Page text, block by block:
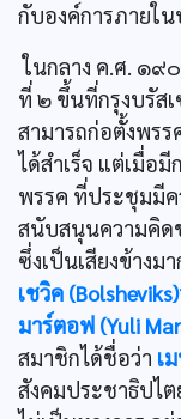
กับองค์การภายใน
ในกลาง ค.ศ. ๑๙
ที่ ๒ ขึ้นที่กรุงบรัส
สามารถก่อตั้งพร
ได้สำเร็จ แต่เมื่อ
พรรค ที่ประชุมมี
สนับสนุนความคิด
ซึ่งเป็นเสียงข้างม
เชวิค
มาร์ตอฟ (Yuli
สมาชิกได้ชื่อว่า เ
สังคมประชาธิปไ